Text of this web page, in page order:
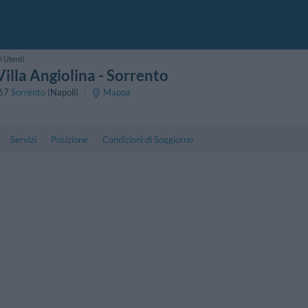
Utenti
Angiolina - Sorrento
Sorrento (Napoli) Mappa
Servizi Posizione Condizioni di Soggiorno